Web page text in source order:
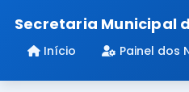
Secretaria Municipal
Início Painel dos